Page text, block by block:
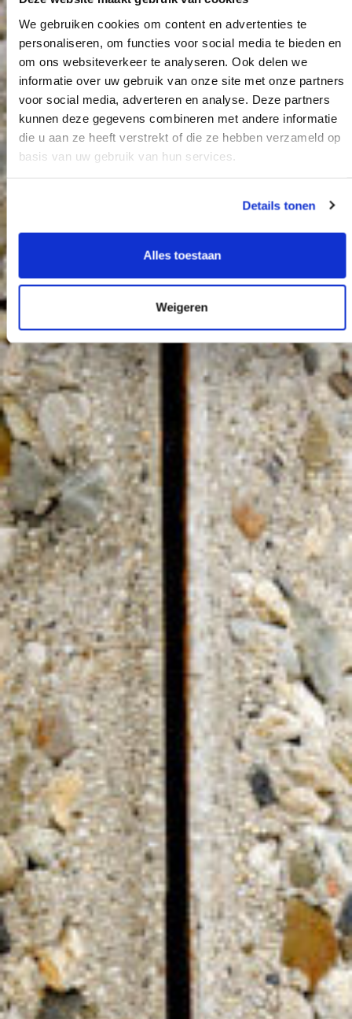
We gebruiken cookies om content en advertenties te
personaliseren, om functies voor social media te bieden en
om ons websiteverkeer te analyseren. Ook delen we
informatie over uw gebruik van onze site met onze partners
voor social media, adverteren en analyse. Deze partners
kunnen deze gegevens combineren met andere informatie
die u aan ze heeft verstrekt of die ze hebben verzameld op
basis van uw gebruik van hun services.
Details tonen
Alles toestaan
Weigeren
Rondweg Wanssum